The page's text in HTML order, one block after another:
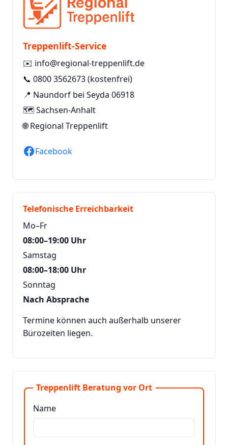
Treppenlift-Service
✉️ info@regional-treppenlift.de
📞 0800 3562673(kostenfrei)
📍 Naundorf bei Seyda 06918
🗺️ Sachsen-Anhalt
🌐Regional Treppenlift
Facebook
Telefonische Erreichbarkeit
Mo–Fr
08:00–19:00 Uhr
Samstag
08:00–18:00 Uhr
Sonntag
Nach Absprache
Termine können auch außerhalb unserer
Bürozeiten liegen.
Treppenlift Beratung vor Ort
Name